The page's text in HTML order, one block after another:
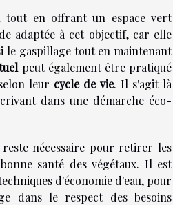
tout en offrant un espace vert
adaptée à cet objectif, car elle
le gaspillage tout en maintenant
peut également être pratiqué
leur cycle de vie. Il s'agit là
dans une démarche éco-
nécessaire pour retirer les
santé des végétaux. Il est
d'économie d'eau, pour
dans le respect des besoins